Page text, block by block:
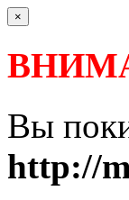
×
Вы
http://